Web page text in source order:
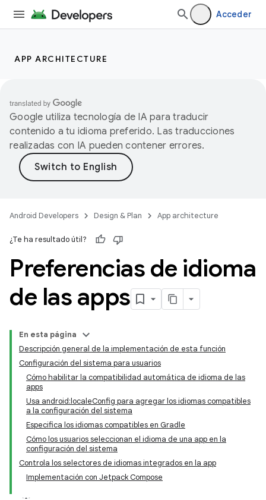
Acceder
APP ARCHITECTURE
Google utiliza tecnología de IA para traducir
contenido a tu idioma preferido. Las traducciones
realizadas con IA pueden contener errores.
Android Developers Design & Plan App architecture
¿Te ha resultado útil?
Preferencias de idioma
de las apps
En esta página
Descripción general de la implementación de esta función
Configuración del sistema para usuarios
Cómo habilitar la compatibilidad automática de idioma de las
apps
Usa android:localeConfig para agregar los idiomas compatibles
a la configuración del sistema
Especifica los idiomas compatibles en Gradle
Cómo los usuarios seleccionan el idioma de una app en la
configuración del sistema
Controla los selectores de idiomas integrados en la app
Implementación con Jetpack Compose